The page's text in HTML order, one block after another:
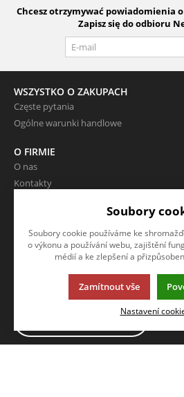
Chcesz otrzymywać powiadomienia
Zapisz się do odbioru
WSZYSTKO O ZAKUPACH
Częste pytania
Ogólne warunki handlowe
O FIRMIE
O nas
Kontakty
Chcesz się z nami podzielić
uwagami dotyczącymi naszych
produktów lub e-sklepu? Napisz
Soubory
Soubory cookie používáme ke
o výkonu a používání webu, zajištění
médií a ke zlepšení a
Zamítnout vše
Nastavení